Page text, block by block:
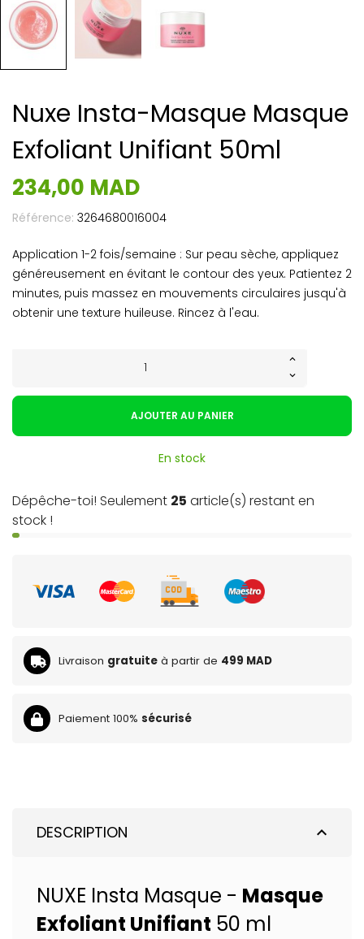
Nuxe Insta-Masque Masque
Exfoliant Unifiant 50ml
234,00 MAD
Référence: 3264680016004
Application 1-2 fois/semaine : Sur peau sèche, appliquez
généreusement en évitant le contour des yeux. Patientez 2
minutes, puis massez en mouvements circulaires jusqu'à
obtenir une texture huileuse. Rincez à l'eau.
AJOUTER AU PANIER
En stock
Dépêche-toi! Seulement 25 article(s) restant en
stock !
Livraison gratuite à partir de 499 MAD
Paiement 100% sécurisé
expand_less
DESCRIPTION
NUXE Insta Masque - Masque
Exfoliant Unifiant 50 ml